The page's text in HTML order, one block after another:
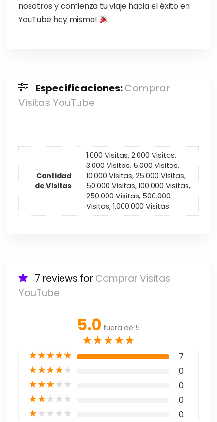
nosotros y comienza tu viaje hacia el éxito en
YouTube hoy mismo!
Especificaciones:Comprar
Visitas YouTube
Cantidad
de Visitas
1.000 Visitas, 2.000 Visitas,
3.000 Visitas, 5.000 Visitas,
10.000 Visitas, 25.000 Visitas,
50.000 Visitas, 100.000 Visitas,
250.000 Visitas, 500.000
Visitas, 1.000.000 Visitas
7 reviews for Comprar Visitas
YouTube
5.0 fuera de 5
★★★★★
★★★★★ 7
★★★★★ 0
★★★★★ 0
★★★★★ 0
★★★★★ 0